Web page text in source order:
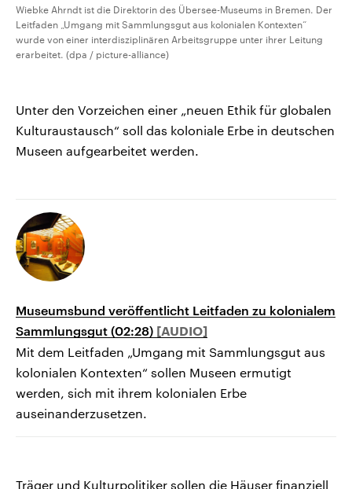
Wiebke Ahrndt ist die Direktorin des Übersee-Museums in Bremen. Der
Leitfaden „Umgang mit Sammlungsgut aus kolonialen Kontexten“
wurde von einer interdisziplinären Arbeitsgruppe unter ihrer Leitung
erarbeitet. (dpa / picture-alliance)
Unter den Vorzeichen einer „neuen Ethik für globalen
Kulturaustausch“ soll das koloniale Erbe in deutschen
Museen aufgearbeitet werden.
Museumsbund veröffentlicht Leitfaden zu kolonialem
Sammlungsgut (02:28)
Mit dem Leitfaden „Umgang mit Sammlungsgut aus
kolonialen Kontexten“ sollen Museen ermutigt
werden, sich mit ihrem kolonialen Erbe
auseinanderzusetzen.
Träger und Kulturpolitiker sollen die Häuser finanziell